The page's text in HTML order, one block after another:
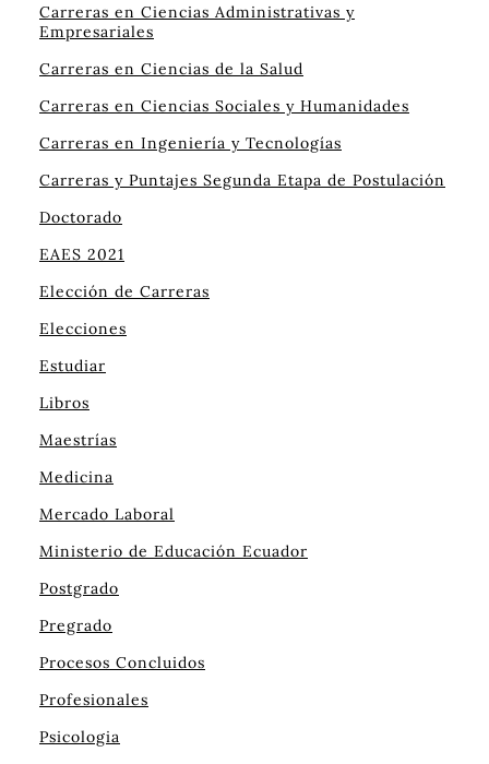
Carreras en Ciencias Administrativas y
Empresariales
Carreras en Ciencias de la Salud
Carreras en Ciencias Sociales y Humanidades
Carreras en Ingeniería y Tecnologías
Carreras y Puntajes Segunda Etapa de Postulación
Doctorado
EAES 2021
Elección de Carreras
Elecciones
Estudiar
Libros
Maestrías
Medicina
Mercado Laboral
Ministerio de Educación Ecuador
Postgrado
Pregrado
Procesos Concluidos
Profesionales
Psicologia